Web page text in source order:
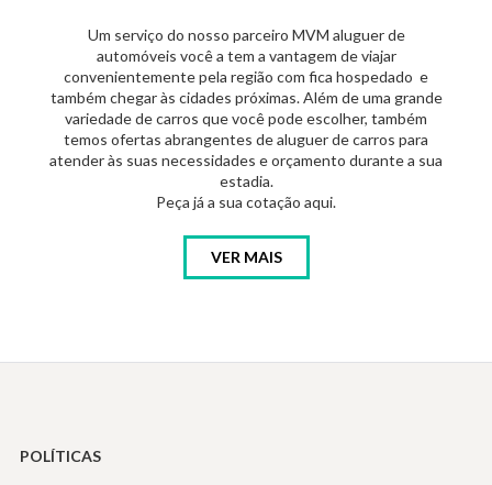
Um serviço do nosso parceiro MVM aluguer de
automóveis você a tem a vantagem de viajar
convenientemente pela região com fica hospedado e
também chegar às cidades próximas. Além de uma grande
variedade de carros que você pode escolher, também
temos ofertas abrangentes de aluguer de carros para
atender às suas necessidades e orçamento durante a sua
estadia.
Peça já a sua cotação aqui.
VER MAIS
POLÍTICAS